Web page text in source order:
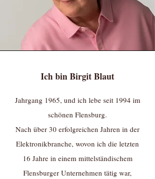
Ich bin Birgit Blaut
Jahrgang 1965, und ich lebe seit 1994 im
schönen Flensburg.
Nach über 30 erfolgreichen Jahren in der
Elektronikbranche, wovon ich die letzten
16 Jahre in einem mittelständischem
Flensburger Unternehmen tätig war,